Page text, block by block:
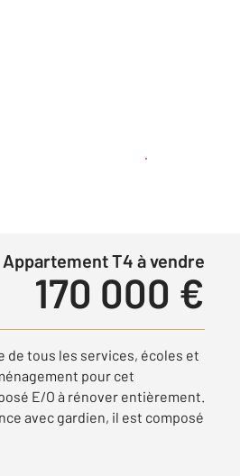
Créer une alerte
Appartement T4 à vendre
170 000 €
de tous les services, écoles et
pour cet
E/O à rénover entièrement.
avec gardien, il est composé